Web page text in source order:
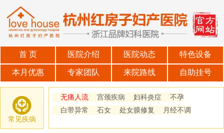
首 页 医院介绍 医院动态 特色设备
本月优惠 专家团队 来院路线 自助挂号
常见疾病
无痛人流 宫颈疾病 妇科炎症
不孕
白带异常
石女 处女膜修复 月经不调